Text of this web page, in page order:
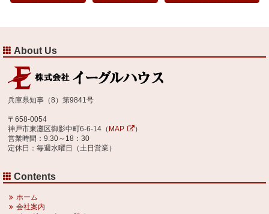
About Us
兵庫県知事（8）第9841号
〒658-0054
神戸市東灘区御影中町6-6-14（ MAP
）
営業時間：9:30～18：30
定休日：毎週水曜日（土日営業）
Contents
ホーム
会社案内